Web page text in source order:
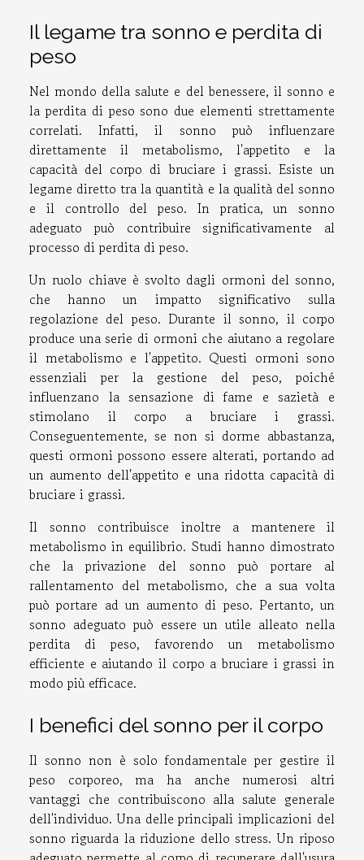
Il legame tra sonno e perdita di
peso
Nel mondo della salute e del benessere, il sonno e
la perdita di peso sono due elementi strettamente
correlati. Infatti, il sonno può influenzare
direttamente il metabolismo, l'appetito e la
capacità del corpo di bruciare i grassi. Esiste un
legame diretto tra la quantità e la qualità del sonno
e il controllo del peso. In pratica, un sonno
adeguato può contribuire significativamente al
processo di perdita di peso.
Un ruolo chiave è svolto dagli ormoni del sonno,
che hanno un impatto significativo sulla
regolazione del peso. Durante il sonno, il corpo
produce una serie di ormoni che aiutano a regolare
il metabolismo e l'appetito. Questi ormoni sono
essenziali per la gestione del peso, poiché
influenzano la sensazione di fame e sazietà e
stimolano il corpo a bruciare i grassi.
Conseguentemente, se non si dorme abbastanza,
questi ormoni possono essere alterati, portando ad
un aumento dell'appetito e una ridotta capacità di
bruciare i grassi.
Il sonno contribuisce inoltre a mantenere il
metabolismo in equilibrio. Studi hanno dimostrato
che la privazione del sonno può portare al
rallentamento del metabolismo, che a sua volta
può portare ad un aumento di peso. Pertanto, un
sonno adeguato può essere un utile alleato nella
perdita di peso, favorendo un metabolismo
efficiente e aiutando il corpo a bruciare i grassi in
modo più efficace.
I benefici del sonno per il corpo
Il sonno non è solo fondamentale per gestire il
peso corporeo, ma ha anche numerosi altri
vantaggi che contribuiscono alla salute generale
dell'individuo. Una delle principali implicazioni del
sonno riguarda la riduzione dello stress. Un riposo